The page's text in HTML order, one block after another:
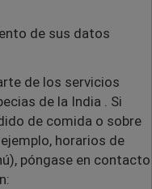
de sus datos
de los servicios
de la India
Si
de comida o sobre
horarios de
póngase en contacto